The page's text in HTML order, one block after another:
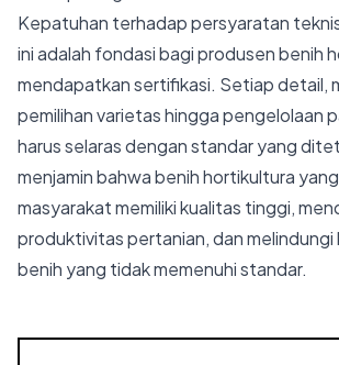
Kepatuhan terhadap persyaratan
ini adalah fondasi bagi produsen benih
mendapatkan sertifikasi. Setiap detail,
pemilihan varietas hingga pengelolaan
harus selaras dengan standar yang
menjamin bahwa benih hortikultura
masyarakat memiliki kualitas tinggi,
produktivitas pertanian, dan melindungi
benih yang tidak memenuhi standar.